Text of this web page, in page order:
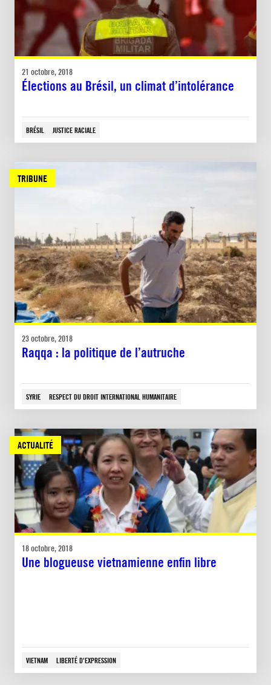
21 octobre, 2018
Élections au Brésil, un climat d’intolérance
BRÉSIL JUSTICE RACIALE
TRIBUNE
23 octobre, 2018
Raqqa : la politique de l’autruche
SYRIE RESPECT DU DROIT INTERNATIONAL HUMANITAIRE
ACTUALITÉ
18 octobre, 2018
Une blogueuse vietnamienne enfin libre
VIETNAM LIBERTÉ D'EXPRESSION